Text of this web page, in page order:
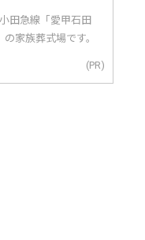
田急線「愛甲石田
家族葬式場です。
(PR)